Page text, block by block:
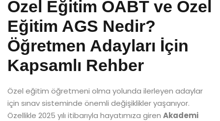
Özel Eğitim ÖABT ve Özel
Eğitim AGS Nedir?
Öğretmen Adayları İçin
Kapsamlı Rehber
Özel eğitim öğretmeni olma yolunda ilerleyen adaylar
için sınav sisteminde önemli değişiklikler yaşanıyor.
Özellikle 2025 yılı itibarıyla hayatımıza giren Akademi